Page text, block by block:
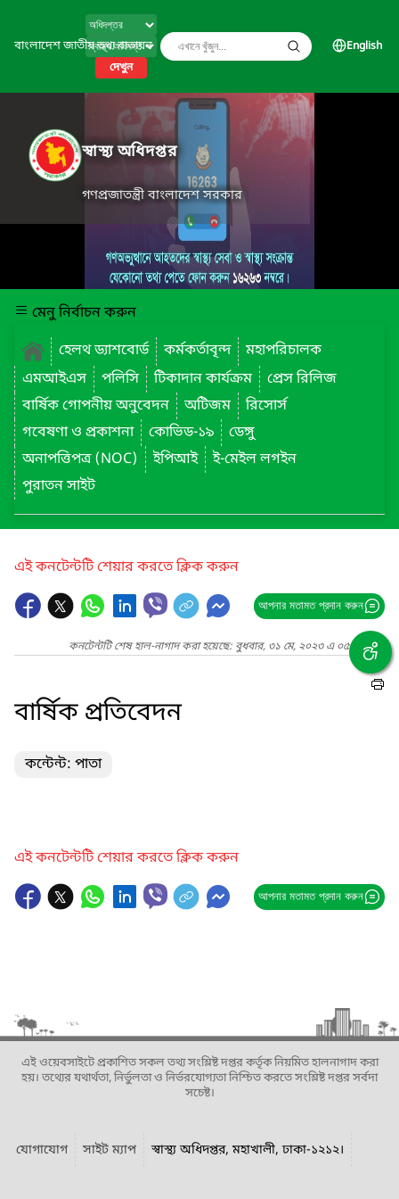
বাংলাদেশ জাতীয় তথ্য বাতায়ন
দেখুন
English
স্বাস্থ্য অধিদপ্তর
গণপ্রজাতন্ত্রী বাংলাদেশ সরকার
মেনু নির্বাচন করুন
হেলথ ড্যাশবোর্ড
কর্মকর্তাবৃন্দ
মহাপরিচালক
এমআইএস
পলিসি টিকাদান কার্যক্রম
প্রেস রিলিজ
বার্ষিক গোপনীয় অনুবেদন
অটিজম
রিসোর্স
গবেষণা ও প্রকাশনা
কোভিড-১৯
ডেঙ্গু
অনাপত্তিপত্র (NOC)
ইপিআই
ই-মেইল লগইন
পুরাতন সাইট
এই কনটেন্টটি শেয়ার করতে ক্লিক করুন
আপনার মতামত প্রদান করুন
কনটেন্টটি শেষ হাল-নাগাদ করা হয়েছে: বুধবার, ৩১ মে, ২০২৩ এ ০৫:৪২ PM
বার্ষিক প্রতিবেদন
কন্টেন্ট: পাতা
এই কনটেন্টটি শেয়ার করতে ক্লিক করুন
আপনার মতামত প্রদান করুন
এই ওয়েবসাইটে প্রকাশিত সকল তথ্য সংশ্লিষ্ট দপ্তর কর্তৃক নিয়মিত হালনাগাদ করা
হয়। তথ্যের যথার্থতা, নির্ভুলতা ও নির্ভরযোগ্যতা নিশ্চিত করতে সংশ্লিষ্ট দপ্তর সর্বদা
সচেষ্ট।
যোগাযোগ সাইট ম্যাপ স্বাস্থ্য অধিদপ্তর, মহাখালী, ঢাকা-১২১২।